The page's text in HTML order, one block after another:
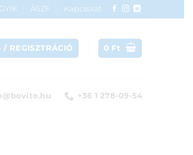
GYIK ÁSZF
Kapcsolat
/ REGISZTRÁCIÓ 0 Ft
+36 1 278-09-54